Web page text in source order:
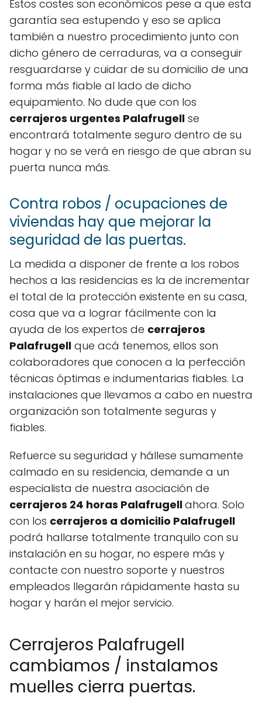
Estos costes son económicos pese a que esta
garantía sea estupendo y eso se aplica
también a nuestro procedimiento junto con
dicho género de cerraduras, va a conseguir
resguardarse y cuidar de su domicilio de una
forma más fiable al lado de dicho
equipamiento. No dude que con los
cerrajeros urgentes Palafrugell se
encontrará totalmente seguro dentro de su
hogar y no se verá en riesgo de que abran su
puerta nunca más.
Contra robos / ocupaciones de
viviendas hay que mejorar la
seguridad de las puertas.
La medida a disponer de frente a los robos
hechos a las residencias es la de incrementar
el total de la protección existente en su casa,
cosa que va a lograr fácilmente con la
ayuda de los expertos de cerrajeros
Palafrugell que acá tenemos, ellos son
colaboradores que conocen a la perfección
técnicas óptimas e indumentarias fiables. La
instalaciones que llevamos a cabo en nuestra
organización son totalmente seguras y
fiables.
Refuerce su seguridad y hállese sumamente
calmado en su residencia, demande a un
especialista de nuestra asociación de
cerrajeros 24 horas Palafrugellahora. Solo
con los cerrajeros a domicilio Palafrugell
podrá hallarse totalmente tranquilo con su
instalación en su hogar, no espere más y
contacte con nuestro soporte y nuestros
empleados llegarán rápidamente hasta su
hogar y harán el mejor servicio.
Cerrajeros Palafrugell
cambiamos / instalamos
muelles cierra puertas.